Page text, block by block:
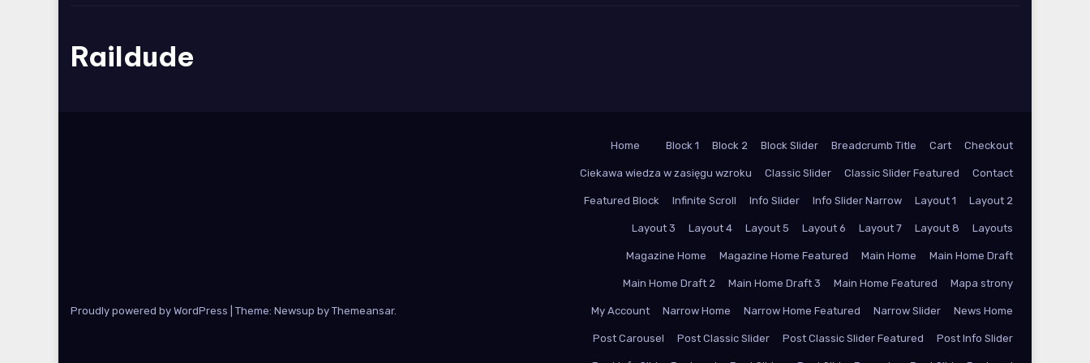
Raildude
Proudly powered by WordPress Theme: Newsup by Themeansar.
Home Block 1 Block 2 Block Slider Breadcrumb Title Cart Checkout
Ciekawa wiedza w zasięgu wzroku Classic Slider Classic Slider Featured Contact
Featured Block Infinite Scroll Info Slider Info Slider Narrow Layout 1 Layout 2
Layout 3 Layout 4 Layout 5 Layout 6 Layout 7 Layout 8 Layouts
Magazine Home Magazine Home Featured Main Home Main Home Draft
Main Home Draft 2 Main Home Draft 3 Main Home Featured Mapa strony
My Account Narrow Home Narrow Home Featured Narrow Slider News Home
Post Carousel Post Classic Slider Post Classic Slider Featured Post Info Slider